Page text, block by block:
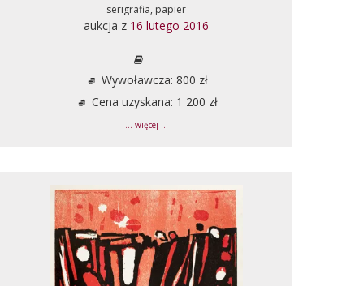
serigrafia, papier
aukcja z 16 lutego 2016
Wywoławcza: 800 zł
Cena uzyskana: 1 200 zł
... więcej ...